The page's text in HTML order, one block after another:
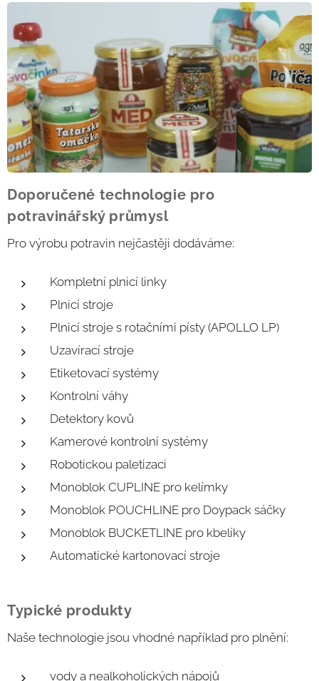
Doporučené technologie pro
potravinářský průmysl
Pro výrobu potravin nejčastěji dodáváme:
Kompletní plnicí linky
Plnicí stroje
Plnicí stroje s rotačními písty (APOLLO LP)
Uzavírací stroje
Etiketovací systémy
Kontrolní váhy
Detektory kovů
Kamerové kontrolní systémy
Robotickou paletizaci
Monoblok CUPLINE pro kelímky
Monoblok POUCHLINE pro Doypack sáčky
Monoblok BUCKETLINE pro kbelíky
Automatické kartonovací stroje
Typické produkty
Naše technologie jsou vhodné například pro plnění:
vody a nealkoholických nápojů